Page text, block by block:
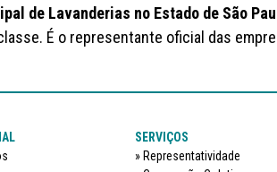
de Lavanderias no Estado de São
É o representante oficial das
SERVIÇOS
Representatividade